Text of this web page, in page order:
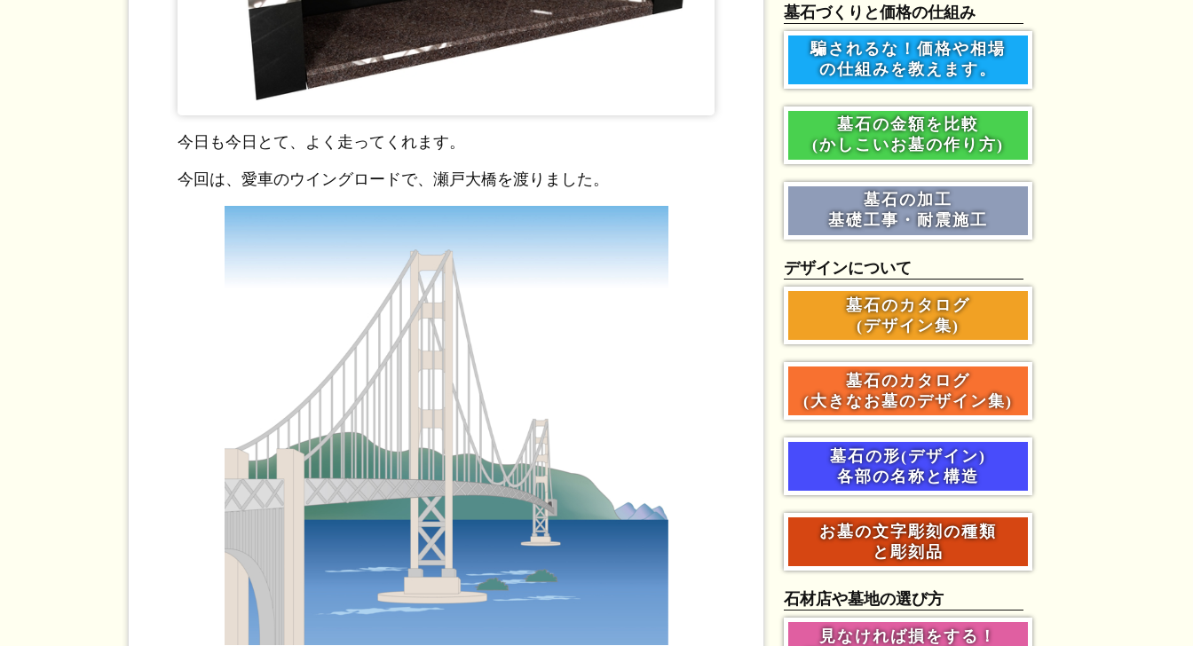
今日も今日とて、よく走ってくれます。
今回は、愛車のウイングロードで、瀬戸大橋を渡りました。
墓石づくりと価格の仕組み
騙されるな！価格や相場
の仕組みを教えます。
墓石の金額を比較
(かしこいお墓の作り方)
墓石の加工
基礎工事・耐震施工
デザインについて
墓石のカタログ
(デザイン集)
墓石のカタログ
(大きなお墓のデザイン集)
墓石の形(デザイン)
各部の名称と構造
お墓の文字彫刻の種類
と彫刻品
石材店や墓地の選び方
見なければ損をする！